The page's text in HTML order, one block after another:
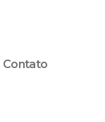
Contato